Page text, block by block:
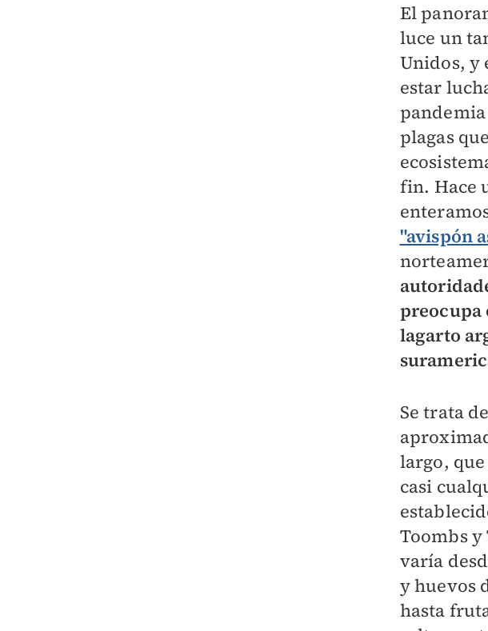
El
luce un
Unidos, y
estar
plagas
fin. Hace
"avispón
preocupa
lagarto
Se trata
largo,
casi
Toombs
varía
y huevos
hasta